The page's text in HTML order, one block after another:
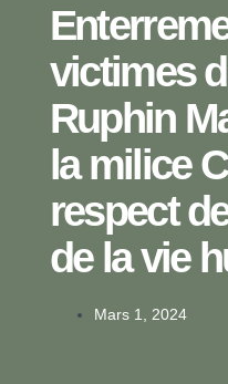
victimes
Ruphin
la milice
respect
de la vie
Mars 1, 2024